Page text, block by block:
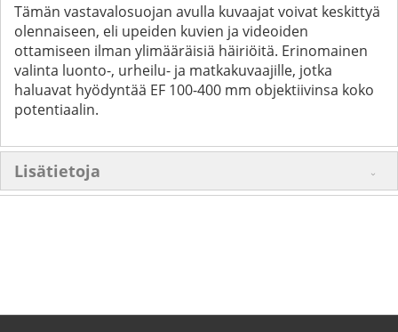
Tämän vastavalosuojan avulla kuvaajat voivat keskittyä
olennaiseen, eli upeiden kuvien ja videoiden
ottamiseen ilman ylimääräisiä häiriöitä. Erinomainen
valinta luonto-, urheilu- ja matkakuvaajille, jotka
haluavat hyödyntää EF 100-400 mm objektiivinsa koko
potentiaalin.
Lisätietoja